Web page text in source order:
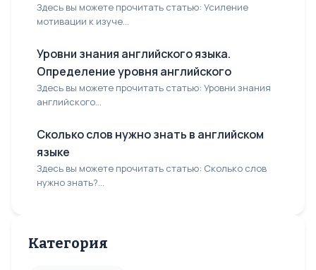
Здесь вы можете прочитать статью: Усиление
мотивации к изуче...
Уровни знания английского языка.
Определение уровня английского
Здесь вы можете прочитать статью: Уровни знания
английского...
Сколько слов нужно знать в английском
языке
Здесь вы можете прочитать статью: Сколько слов
нужно знать?...
Категория